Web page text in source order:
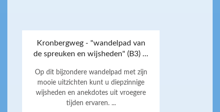
Kronbergweg - "wandelpad van
de spreuken en wijsheden" (B3) ...
Op dit bijzondere wandelpad met zijn
mooie uitzichten kunt u diepzinnige
wijsheden en anekdotes uit vroegere
tijden ervaren. ...